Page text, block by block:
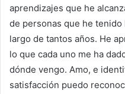
aprendizajes que he
de personas que he
largo de tantos años. He
lo que cada uno me ha
dónde vengo. Amo, e
satisfacción puedo